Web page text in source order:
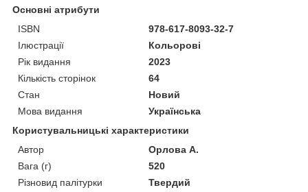
Основні атрибути
ISBN
978-617-8093-32-7
Ілюстрації
Кольорові
Рік видання
2023
Кількість сторінок
64
Стан
Новий
Мова видання
Українська
Користувальницькі характеристики
Автор
Орлова А.
Вага (г)
520
Різновид палітурки
Твердий